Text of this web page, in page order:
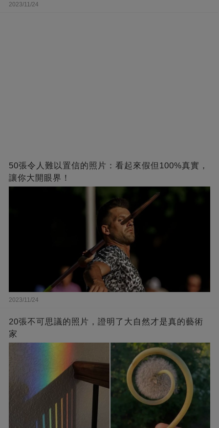
2023/11/24
50張令人難以置信的照片：看起來假但100%真實，
讓你大開眼界！
2023/11/24
20張不可思議的照片，證明了大自然才是真的藝術
家